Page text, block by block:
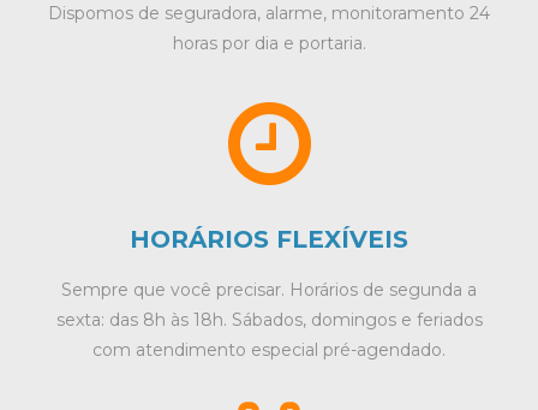
Dispomos de seguradora, alarme, monitoramento 24
horas por dia e portaria.
HORÁRIOS FLEXÍVEIS
Sempre que você precisar. Horários de segunda a
sexta: das 8h às 18h. Sábados, domingos e feriados
com atendimento especial pré-agendado.